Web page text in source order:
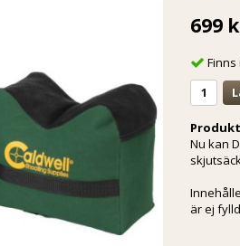
699
Finns
Nu kan
är ej